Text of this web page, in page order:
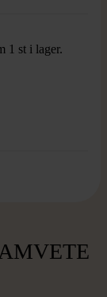
1 st i lager.